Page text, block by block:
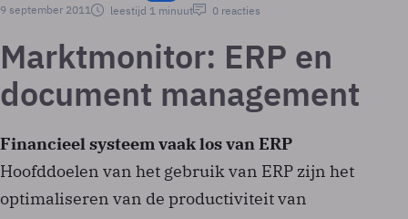
9 september 2011
leestijd 1 minuut 0 reacties
Marktmonitor: ERP en
document management
Financieel systeem vaak los van ERP
Hoofddoelen van het gebruik van ERP zijn het
optimaliseren van de productiviteit van